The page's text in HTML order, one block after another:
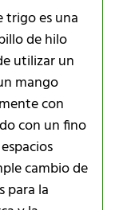
trigo es una
de hilo
utilizar un
mango
con
con un fino
cambio de
para la